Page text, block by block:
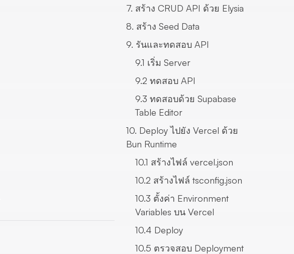
7. สร้าง CRUD API ด้วย Elysia
8. สร้าง Seed Data
9. รันและทดสอบ API
9.1 เริ่ม Server
9.2 ทดสอบ API
9.3 ทดสอบด้วย Supabase
Table Editor
10. Deploy ไปยัง Vercel ด้วย
Bun Runtime
10.1 สร้างไฟล์ vercel.json
10.2 สร้างไฟล์ tsconfig.json
10.3 ตั้งค่า Environment
Variables บน Vercel
10.4 Deploy
10.5 ตรวจสอบ Deployment